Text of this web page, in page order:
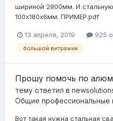
шириной 2800мм. И
100х180х6мм. ПРИМЕР.pdf
13 апреля, 2019 925
большой витражик
Прошу помочь по
тему ответил в
Общие профессиональные
Вот такая нужна стальная